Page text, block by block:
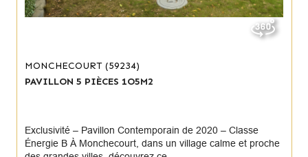
MONCHECOURT (59234)
PAVILLON 5 PIÈCES 1O5M2
Exclusivité – Pavillon Contemporain de 2020 – Classe
Énergie B À Monchecourt, dans un village calme et proche